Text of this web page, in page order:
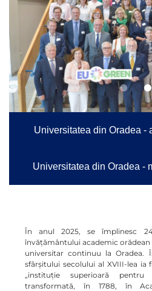
Universitatea din Oradea -
Universitatea din Oradea -
În anul 2025, se împlinesc
învățământului academic orădean
universitar continuu la Oradea.
sfârşitului secolului al XVIII-lea ia
„instituţie superioară pentru
transformată, în 1788, în